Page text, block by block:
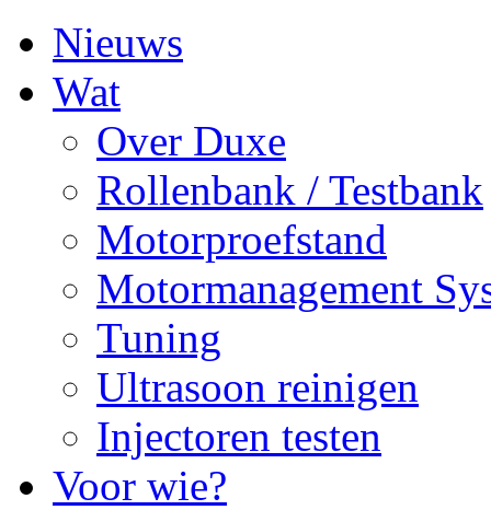
Nieuws
Wat
Over Duxe
Rollenbank / Testbank
Motorproefstand
Motormanagement
Tuning
Ultrasoon reinigen
Injectoren testen
Voor wie?